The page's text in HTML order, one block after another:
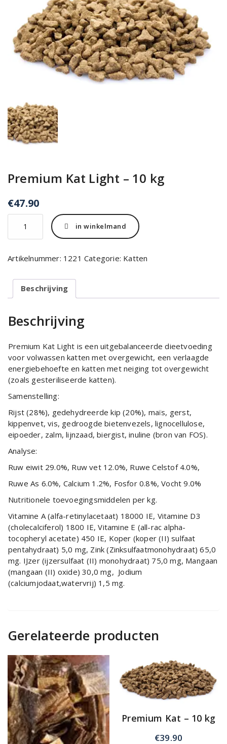
Premium Kat Light – 10 kg
€47.90
Premium
Light
10
aantal
in winkelmand
Artikelnummer: 1221 Categorie: Katten
Beschrijving
Beschrijving
Premium Kat Light is een uitgebalanceerde dieetvoeding
voor volwassen katten met overgewicht, een verlaagde
energiebehoefte en katten met neiging tot overgewicht
(zoals gesteriliseerde katten).
Samenstelling:
Rijst (28%), gedehydreerde kip (20%), maïs, gerst,
kippenvet, vis, gedroogde bietenvezels, lignocellulose,
eipoeder, zalm, lijnzaad, biergist, inuline (bron van FOS).
Analyse:
Ruw eiwit 29.0%, Ruw vet 12.0%, Ruwe Celstof 4.0%,
Ruwe As 6.0%, Calcium 1.2%, Fosfor 0.8%, Vocht 9.0%
Nutritionele toevoegingsmiddelen per kg.
Vitamine A (alfa-retinylacetaat) 18000 IE, Vitamine D3
(cholecalciferol) 1800 IE, Vitamine E (all-rac alpha-
tocopheryl acetate) 450 IE, Koper (koper (II) sulfaat
pentahydraat) 5,0 mg, Zink (Zinksulfaatmonohydraat) 65,0
mg. IJzer (ijzersulfaat (II) monohydraat) 75,0 mg, Mangaan
(mangaan (II) oxide) 30,0 mg, Jodium
(calciumjodaat,watervrij) 1,5 mg.
Gerelateerde producten
Premium Kat – 10 kg
€39.90